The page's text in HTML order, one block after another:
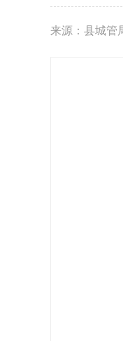
来源：县城管